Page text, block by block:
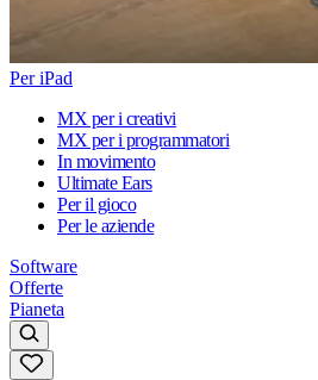
Per iPad
MX per i creativi
MX per i programmatori
In movimento
Ultimate Ears
Per il gioco
Per le aziende
Software
Offerte
Pianeta